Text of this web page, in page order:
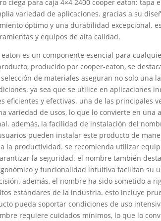
para caja 4×4 2400 cooper eaton: tapa
variedad de aplicaciones. gracias a su
óptimo y una durabilidad excepcional.
y equipos de alta calidad.
es un componente esencial para
producido por cooper-eaton, se
de materiales aseguran no solo una
ya sea que se utilice en aplicaciones
eficientes y efectivas. una de las principales
variedad de usos, lo que lo convierte en una
además, la facilidad de instalación del
pueden instalar este producto de
la productividad. se recomienda utilizar
la seguridad. el nombre también
y funcionalidad intuitiva facilitan su
además, el nombre ha sido sometido a
estándares de la industria. esto incluye
pueda soportar condiciones de uso
requiere cuidados mínimos, lo que lo